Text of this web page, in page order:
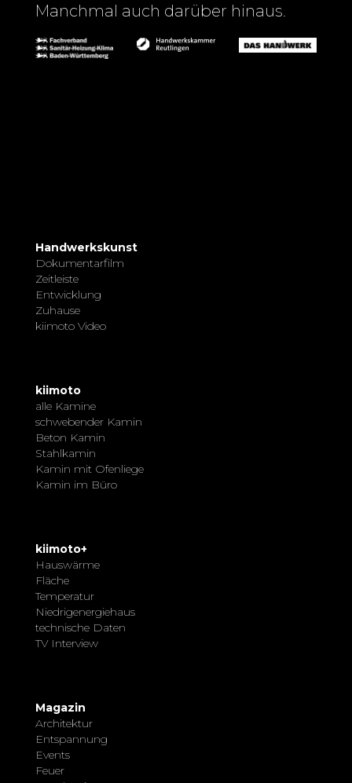
Manchmal auch darüber hinaus.
Handwerkskunst
Dokumentarfilm
Zeitleiste
Entwicklung
Zuhause
kiimoto Video
kiimoto
alle Kamine
schwebender Kamin
Beton Kamin
Stahlkamin
Kamin mit Ofenliege
Kamin im Büro
kiimoto+
Hauswärme
Fläche
Temperatur
Niedrigenergiehaus
technische Daten
TV Interview
Magazin
Architektur
Entspannung
Events
Feuer